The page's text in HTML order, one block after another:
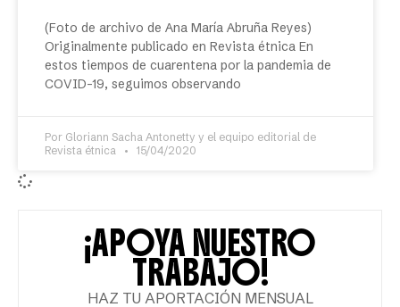
(Foto de archivo de Ana María Abruña Reyes)
Originalmente publicado en Revista étnica En
estos tiempos de cuarentena por la pandemia de
COVID-19, seguimos observando
Por Gloriann Sacha Antonetty y el equipo editorial de
Revista étnica
15/04/2020
¡APOYA NUESTRO
TRABAJO!
HAZ TU APORTACIÓN MENSUAL